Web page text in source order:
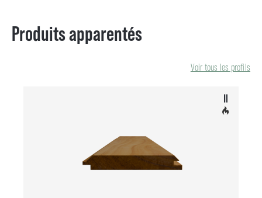
Produits apparentés
Voir tous les profils